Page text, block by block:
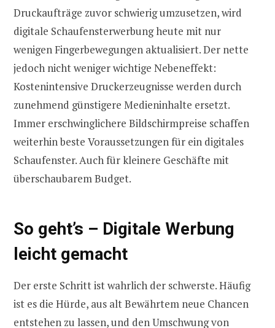
Druckaufträge zuvor schwierig umzusetzen, wird
digitale Schaufensterwerbung heute mit nur
wenigen Fingerbewegungen aktualisiert. Der nette
jedoch nicht weniger wichtige Nebeneffekt:
Kostenintensive Druckerzeugnisse werden durch
zunehmend günstigere Medieninhalte ersetzt.
Immer erschwinglichere Bildschirmpreise schaffen
weiterhin beste Voraussetzungen für ein digitales
Schaufenster. Auch für kleinere Geschäfte mit
überschaubarem Budget.
So geht’s – Digitale Werbung
leicht gemacht
Der erste Schritt ist wahrlich der schwerste. Häufig
ist es die Hürde, aus alt Bewährtem neue Chancen
entstehen zu lassen, und den Umschwung von